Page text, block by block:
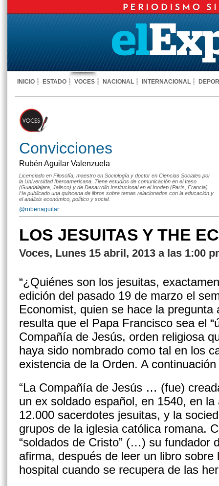
INICIO ESTADO VOCES NACIONAL INTERNACIONAL
Convicciones
Rubén Aguilar Valenzuela
Licenciado en Filosofía, maestro en Sociología y doctor en Ciencias Sociales por
la Universidad Iberoamericana. Tiene estudios de comunicación en el Iteso
(Guadalajara, Jalisco) y de Desarrollo Institucional en el Inodep (París, Francia).
Ha publicado una quincena de libros sobre temas relacionados con la educación y
el análisis económico, político y social.
@rubenaguilar
LOS JESUITAS Y THE
Voces, Lunes 15 abril, 2013 a las 1:00
“¿Quiénes son los jesuitas,
edición del pasado 19 de marzo el
Economist, quien se hace la pregunta
resulta que el Papa Francisco sea el
Compañía de Jesús, orden religiosa
haya sido nombrado como tal en los
existencia de la Orden. A
“La Compañía de Jesús … (fue)
un ex soldado español, en 1540, en
12.000 sacerdotes jesuitas, y la
grupos de la iglesia católica romana.
“soldados de Cristo” (…) su fundador
afirma, después de leer un libro
hospital cuando se recupera de las